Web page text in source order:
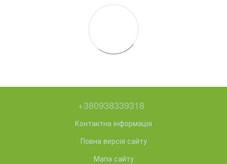
+380938339318
Контактна інформація
Повна версія сайту
Мапа сайту